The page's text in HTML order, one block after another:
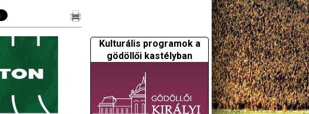
Kulturális programok a
gödöllői kastélyban